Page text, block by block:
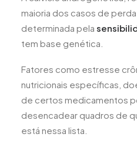
maioria dos casos de perda
determinada pela
tem base genética.
Fatores como estresse
nutricionais específicas,
de certos medicamentos
desencadear quadros de
está nessa lista.